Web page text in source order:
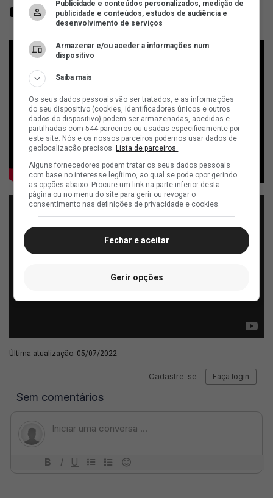
Vídeos
Última atualização: 05/07/2022
Publicidade e conteúdos personalizados, medição de
publicidade e conteúdos, estudos de audiência e
desenvolvimento de serviços
Armazenar e/ou aceder a informações num
dispositivo
Saiba mais
Os seus dados pessoais vão ser tratados, e as informações
do seu dispositivo (cookies, identificadores únicos e outros
dados do dispositivo) podem ser armazenadas, acedidas e
partilhadas com 544 parceiros ou usadas especificamente por
este site. Nós e os nossos parceiros podemos usar dados de
geolocalização precisos. Lista de parceiros.
Alguns fornecedores podem tratar os seus dados pessoais
com base no interesse legítimo, ao qual se pode opor gerindo
as opções abaixo. Procure um link na parte inferior desta
página ou no menu do site para gerir ou revogar o
consentimento nas definições de privacidade e cookies.
Fechar e aceitar
Gerir opções